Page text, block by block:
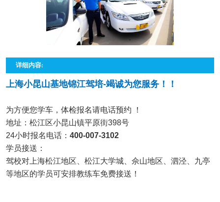
详细内容:
上海小昆山基地锦江驾培-竭诚为您服务！！
为方便您学车，体检报名请电话预约 ！
地址：松江区小昆山镇平原街398号
24小时报名电话： 400-007-3102
学员接送：
驾校对上海松江地区、松江大学城、佘山地区、泗泾、九亭
等地区的学员可安排教练车免费接送！